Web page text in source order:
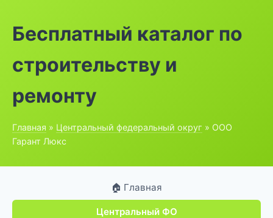
Бесплатный каталог по
строительству и
ремонту
Главная » Центральный федеральный округ » ООО
Гарант Люкс
🏠 Главная
Центральный ФО